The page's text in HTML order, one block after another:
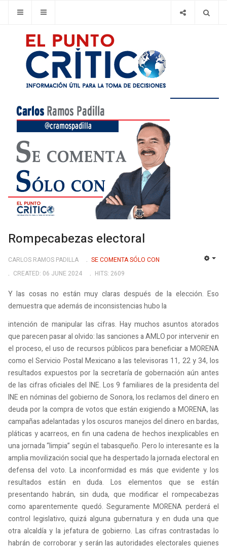
Rompecabezas electoral
CARLOS RAMOS PADILLA
SE COMENTA SÓLO CON
CREATED: 06 JUNE 2024
HITS: 2609
Y las cosas no están muy claras después de la elección. Eso
demuestra que además de inconsistencias hubo la
intención de manipular las cifras. Hay muchos asuntos atorados
que parecen pasar al olvido: las sanciones a AMLO por intervenir en
el proceso, el uso de recursos públicos para beneficiar a MORENA
como el Servicio Postal Mexicano a las televisoras 11, 22 y 34, los
resultados expuestos por la secretaría de gobernación aún antes
de las cifras oficiales del INE. Los 9 familiares de la presidenta del
INE en nóminas del gobierno de Sonora, los reclamos del dinero en
deuda por la compra de votos que están exigiendo a MORENA, las
campañas adelantadas y los oscuros manejos del dinero en bardas,
pláticas y acarreos, en fin una cadena de hechos inexplicables en
una jornada “limpia” según el tabasqueño. Pero lo interesante es la
amplia movilización social que ha despertado la jornada electoral en
defensa del voto. La inconformidad es más que evidente y los
resultados están en duda. Los elementos que se están
presentando habrán, sin duda, que modificar el rompecabezas
como aparentemente quedó. Seguramente MORENA perderá el
control legislativo, quizá alguna gubernatura y en duda una que
otra alcaldía y la jefatura de gobierno. Las cifras contrastadas lo
habrán de corroborar y serán las autoridades electorales quienes